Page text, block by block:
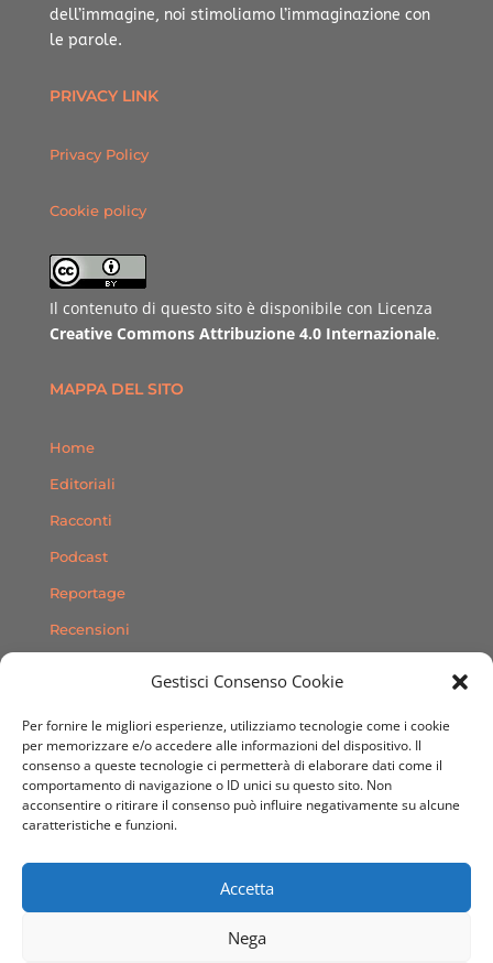
Gestisci Consenso Cookie
Per fornire le migliori esperienze, utilizziamo tecnologie come i cookie
per memorizzare e/o accedere alle informazioni del dispositivo. Il
consenso a queste tecnologie ci permetterà di elaborare dati come il
comportamento di navigazione o ID unici su questo sito. Non
acconsentire o ritirare il consenso può influire negativamente su alcune
caratteristiche e funzioni.
Accetta
Nega
dell’immagine, noi stimoliamo l’immaginazione con
le parole.
PRIVACY LINK
Privacy Policy
Cookie policy
Il contenuto di questo sito è disponibile con Licenza
Creative Commons Attribuzione 4.0 Internazionale.
MAPPA DEL SITO
Home
Editoriali
Racconti
Podcast
Reportage
Recensioni
Contatti
SEGUICI SUI SOCIAL